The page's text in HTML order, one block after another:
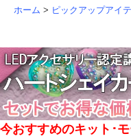
ホーム > ピックアップアイ
今おすすめのキット･